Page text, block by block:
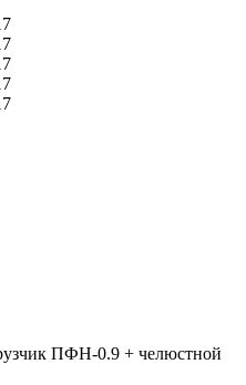
ПФН-0.9 + челюстной